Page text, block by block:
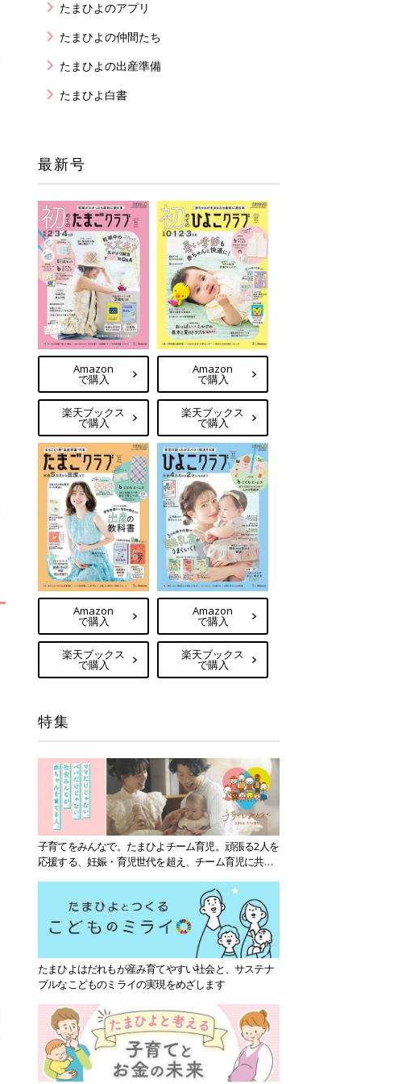
たまひよのアプリ
たまひよの仲間たち
たまひよの出産準備
たまひよ白書
最新号
Amazon
で購入
楽天ブックス
で購入
Amazon
で購入
楽天ブックス
で購入
Amazon
で購入
楽天ブックス
で購入
Amazon
で購入
楽天ブックス
で購入
特集
子育てをみんなで。たまひよチーム育児。頑張る2人を
応援する、妊娠・育児世代を超え、チーム育児に共感
たまひよはだれもが産み育てやすい社会と、サステナ
ブルなこどものミライの実現をめざします